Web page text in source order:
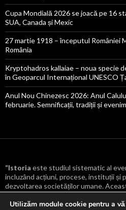
Cupa Mondială 2026 se joacă pe 16
SUA, Canada și Mexic
27 martie 1918 – începutul României
România
Kryptohadros kallaiae – noua specie
în Geoparcul Internațional UNESCO
Anul Nou Chinezesc 2026: Anul
februarie. Semnificații, tradiții și
“Istoria este studiul sistematic al
incluzând acțiuni, procese, instituții și
dezvoltarea societăților umane.
și cauzele și consecințele lor, oferind
transformărilor culturale, politice,
Utilizăm module cookie pentru a